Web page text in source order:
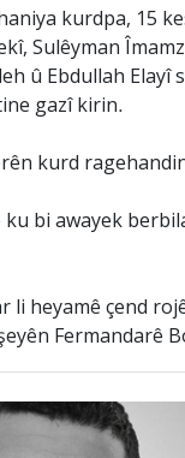
kurdpa, 15
Sulêyman
û Ebdullah
gazî kirin.
kurd
bi awayek
li heyamê çend
Fermandarê